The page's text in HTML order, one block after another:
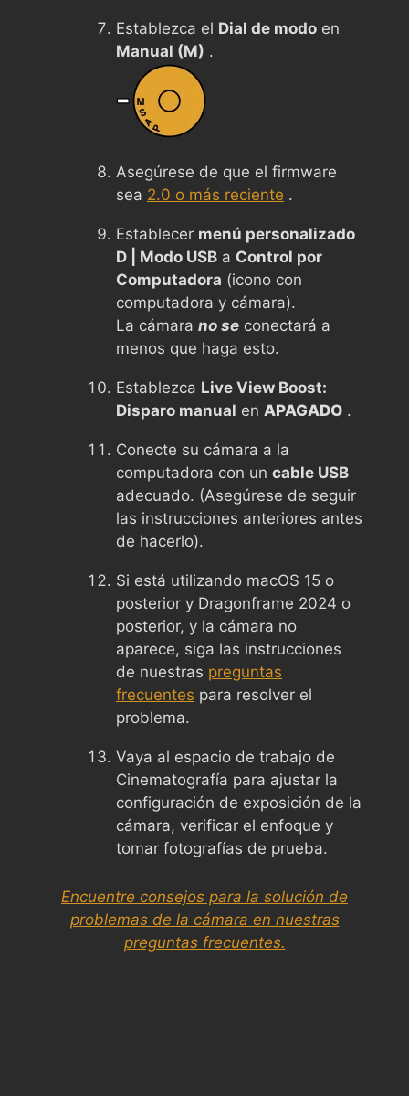
Establezca el Dial de modo en
Manual (M) .
Asegúrese de que el firmware
sea 2.0 o más reciente .
Establecer menú personalizado
D | Modo USB a Control por
Computadora (icono con
computadora y cámara).
La cámara no se conectará a
menos que haga esto.
Establezca Live View Boost:
Disparo manual en APAGADO .
Conecte su cámara a la
computadora con un cable USB
adecuado. (Asegúrese de seguir
las instrucciones anteriores antes
de hacerlo).
Si está utilizando macOS 15 o
posterior y Dragonframe 2024 o
posterior, y la cámara no
aparece, siga las instrucciones
de nuestras preguntas
frecuentes para resolver el
problema.
Vaya al espacio de trabajo de
Cinematografía para ajustar la
configuración de exposición de la
cámara, verificar el enfoque y
tomar fotografías de prueba.
Encuentre consejos para la solución de
problemas de la cámara en nuestras
preguntas frecuentes.